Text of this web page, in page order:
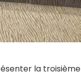
la troisième